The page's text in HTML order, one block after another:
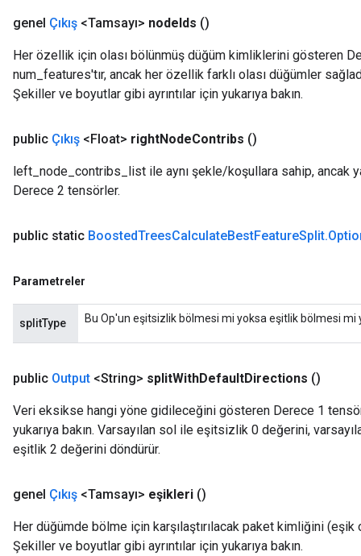
genel Çıkış <Tamsayı> nodeIds ()
Her özellik için olası bölünmüş düğüm kimliklerini gösteren
num_features'tır, ancak her özellik farklı olası düğümler
Şekiller ve boyutlar gibi ayrıntılar için yukarıya bakın.
public Çıkış <Float> rightNodeContribs ()
left_node_contribs_list ile aynı şekle/koşullara sahip, ancak
Derece 2 tensörler.
public static BoostedTreesCalculateBestFeatureSplit.
Parametreler
splitType Bu Op'un eşitsizlik bölmesi mi yoksa eşitlik bölmesi
public Output <String> splitWithDefaultDirections ()
Veri eksikse hangi yöne gidileceğini gösteren Derece 1
yukarıya bakın. Varsayılan sol ile eşitsizlik 0 değerini,
eşitlik 2 değerini döndürür.
genel Çıkış <Tamsayı> eşikleri ()
Her düğümde bölme için karşılaştırılacak paket kimliğini
Şekiller ve boyutlar gibi ayrıntılar için yukarıya bakın.